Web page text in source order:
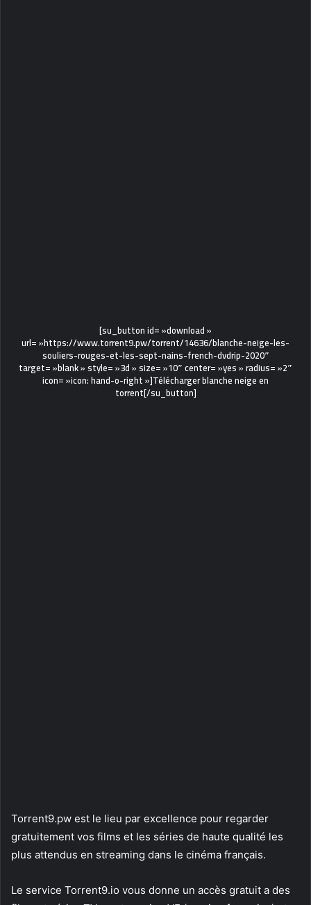
[su_button id= »download »
url= »https://www.torrent9.pw/torrent/14636/blanche-neige-les-
souliers-rouges-et-les-sept-nains-french-dvdrip-2020″
target= »blank » style= »3d » size= »10″ center= »yes » radius= »2″
icon= »icon: hand-o-right »]Télécharger blanche neige en
torrent[/su_button]
Torrent9.pw est le lieu par excellence pour regarder
gratuitement vos films et les séries de haute qualité les
plus attendus en streaming dans le cinéma français.
Le service Torrent9.io vous donne un accès gratuit a des